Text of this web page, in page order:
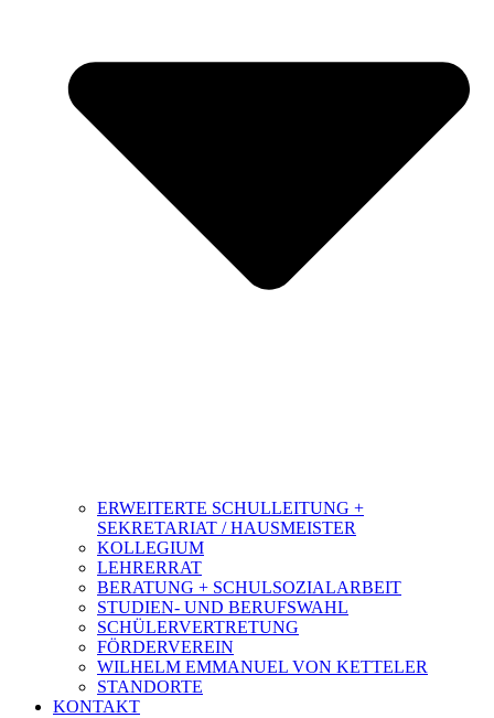
ERWEITERTE SCHULLEITUNG +
SEKRETARIAT / HAUSMEISTER
KOLLEGIUM
LEHRERRAT
BERATUNG + SCHULSOZIALARBEIT
STUDIEN- UND BERUFSWAHL
SCHÜLERVERTRETUNG
FÖRDERVEREIN
WILHELM EMMANUEL VON KETTELER
STANDORTE
KONTAKT